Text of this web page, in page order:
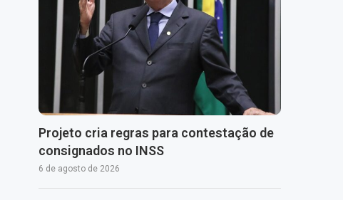
Projeto cria regras para contestação de
consignados no INSS
6 de agosto de 2026